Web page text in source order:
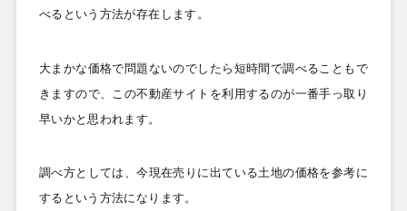
べるという方法が存在します。
大まかな価格で問題ないのでしたら短時間で調べることもで
きますので、この不動産サイトを利用するのが一番手っ取り
早いかと思われます。
調べ方としては、今現在売りに出ている土地の価格を参考に
するという方法になります。